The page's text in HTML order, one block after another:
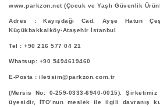
www.parkzon.net (Çocuk ve Yaşlı Güvenlik
Adres : Kayışdağı Cad. Ayşe Hatun
Küçükbakkalköy-Ataşehir İstanbul
Tel : +90 216 577 04 21
Whatsup: +90 5494619460
E-Posta : iletisim@parkzon.com.tr
(Mersis No: 0-259-0333-6940-0015).
üyesidir, İTO’nun meslek ile ilgili davranış